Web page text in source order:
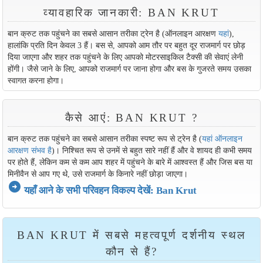
व्यावहारिक जानकारी: BAN KRUT
बान क्रुट तक पहुंचने का सबसे आसान तरीका ट्रेन है (ऑनलाइन आरक्षण यहां),
हालांकि प्रति दिन केवल 3 हैं। बस से, आपको आम तौर पर बहुत दूर राजमार्ग पर छोड़
दिया जाएगा और शहर तक पहुंचने के लिए आपको मोटरसाइकिल टैक्सी की सेवाएं लेनी
होंगी। जैसे जाने के लिए, आपको राजमार्ग पर जाना होगा और बस के गुजरते समय उसका
स्वागत करना होगा।
कैसे आएं: BAN KRUT ?
बान क्रुट तक पहुंचने का सबसे आसान तरीका स्पष्ट रूप से ट्रेन है (यहां ऑनलाइन
आरक्षण संभव है)। निश्चित रूप से उनमें से बहुत सारे नहीं हैं और वे शायद ही कभी समय
पर होते हैं, लेकिन कम से कम आप शहर में पहुंचने के बारे में आश्वस्त हैं और जिस बस या
मिनीवैन से आप गए थे, उसे राजमार्ग के किनारे नहीं छोड़ा जाएगा।
arrow_circle_right यहाँ आने के सभी परिवहन विकल्प देखें: Ban Krut
BAN KRUT में सबसे महत्वपूर्ण दर्शनीय स्थल
कौन से हैं?